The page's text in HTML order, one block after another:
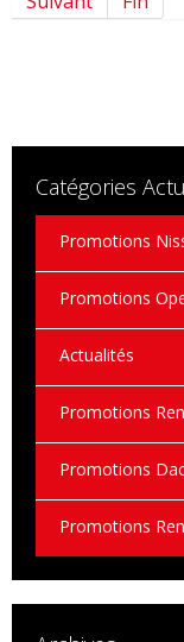
Catégories
Promotions
Promotions
Actualités
Promotions
Promotions
Promotions